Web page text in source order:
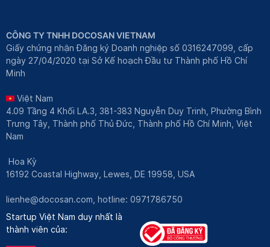
CÔNG TY TNHH DOCOSAN VIETNAM
Giấy chứng nhận Đăng ký Doanh nghiệp số 0316247099, cấp
ngày 27/04/2020 tại Sở Kế hoạch Đầu tư Thành phố Hồ Chí
Minh
Việt Nam
4.09 Tầng 4 Khối LA.3, 381-383 Nguyễn Duy Trinh, Phường Bình
Trưng Tây, Thành phố Thủ Đức, Thành phố Hồ Chí Minh, Việt
Nam
Hoa Kỳ
16192 Coastal Highway, Lewes, DE 19958, USA
lienhe@docosan.com , hotline: 0971786750
Startup Việt Nam duy nhất là
thành viên của: